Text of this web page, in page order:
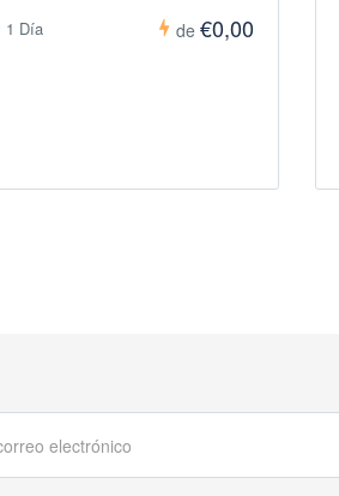
1 Día de €0,00